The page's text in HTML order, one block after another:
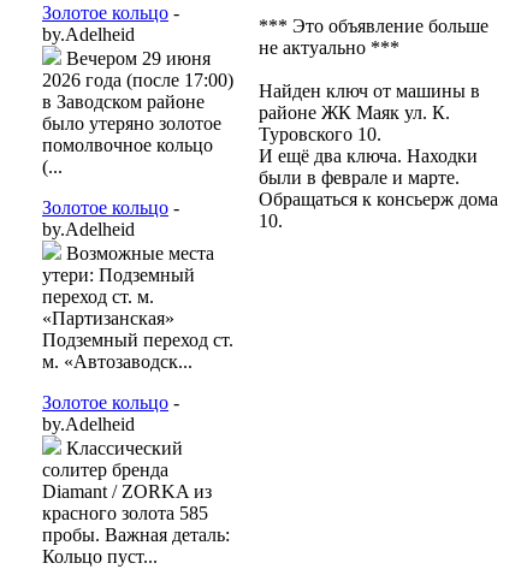
Золотое кольцо -
by.Adelheid
Вечером 29 июня
2026 года (после 17:00)
в Заводском районе
было утеряно золотое
помолвочное кольцо
(...
Золотое кольцо -
by.Adelheid
Возможные места
утери: Подземный
переход ст. м.
«Партизанская»
Подземный переход ст.
м. «Автозаводск...
Золотое кольцо -
by.Adelheid
Классический
солитер бренда
Diamant / ZORKA из
красного золота 585
пробы. Важная деталь:
Кольцо пуст...
*** Это объявление больше
не актуально ***
Найден ключ от машины в
районе ЖК Маяк ул. К.
Туровского 10.
И ещё два ключа. Находки
были в феврале и марте.
Обращаться к консьерж дома
10.